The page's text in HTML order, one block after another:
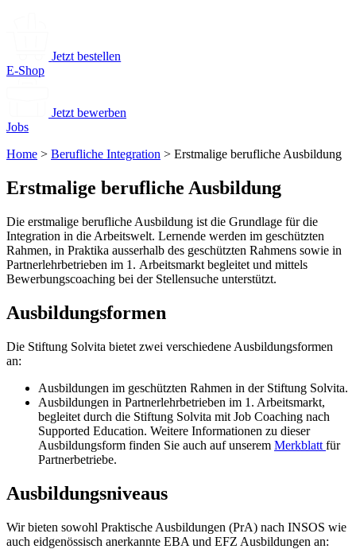
Jetzt bestellen
E-Shop
Jetzt bewerben
Jobs
Home > Berufliche Integration > Erstmalige berufliche Ausbildung
Erstmalige berufliche Ausbildung
Die erstmalige berufliche Ausbildung ist die Grundlage für die
Integration in die Arbeitswelt. Lernende werden im geschützten
Rahmen, in Praktika ausserhalb des geschützten Rahmens sowie in
Partnerlehrbetrieben im 1. Arbeitsmarkt begleitet und mittels
Bewerbungscoaching bei der Stellensuche unterstützt.
Ausbildungsformen
Die Stiftung Solvita bietet zwei verschiedene Ausbildungsformen
an:
Ausbildungen im geschützten Rahmen in der Stiftung Solvita.
Ausbildungen in Partnerlehrbetrieben im 1. Arbeitsmarkt,
begleitet durch die Stiftung Solvita mit Job Coaching nach
Supported Education. Weitere Informationen zu dieser
Ausbildungsform finden Sie auch auf unserem Merkblatt für
Partnerbetriebe.
Ausbildungsniveaus
Wir bieten sowohl Praktische Ausbildungen (PrA) nach INSOS wie
auch eidgenössisch anerkannte EBA und EFZ Ausbildungen an: